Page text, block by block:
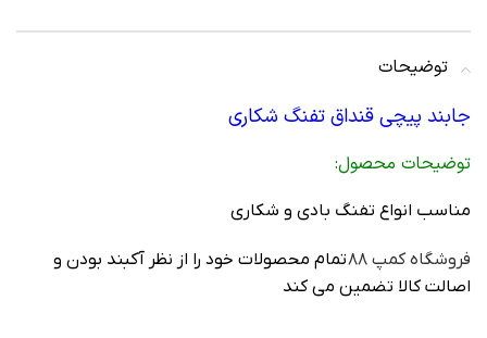
توضیحات
جابند پیچی قنداق تفنگ شکاری
توضيحات محصول:
مناسب انواع تفنگ بادی و شکاری
فروشگاه کمپ ۸۸
تمام محصولات خود را از نظر آکبند بودن و
اصالت کالا تضمین می کند